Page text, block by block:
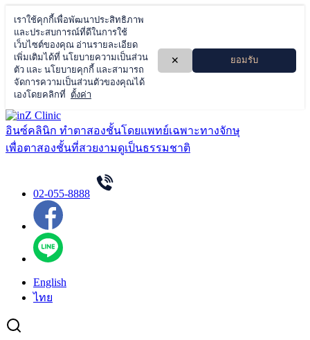
Skip
to
content
อินซ์คลินิก ทำตาสองชั้นโดยแพทย์เฉพาะทางจักษุ
เพื่อตาสองชั้นที่สวยงามดูเป็นธรรมชาติ
02-055-8888
English
ไทย